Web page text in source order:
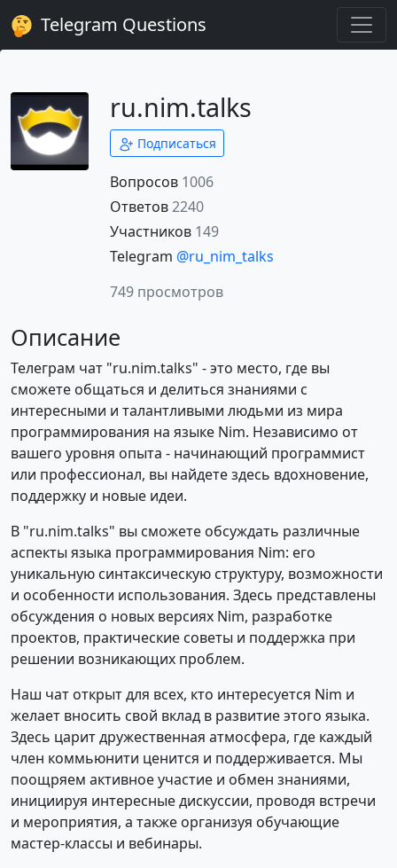
Telegram Questions
ru.nim.talks
Подписаться
Вопросов 1006
Ответов2240
Участников 149
Telegram @ru_nim_talks
749 просмотров
Описание
Телеграм чат "ru.nim.talks" - это место, где вы
сможете общаться и делиться знаниями с
интересными и талантливыми людьми из мира
программирования на языке Nim. Независимо от
вашего уровня опыта - начинающий программист
или профессионал, вы найдете здесь вдохновение,
поддержку и новые идеи.
В "ru.nim.talks" вы сможете обсуждать различные
аспекты языка программирования Nim: его
уникальную синтаксическую структуру, возможности
и особенности использования. Здесь представлены
обсуждения о новых версиях Nim, разработке
проектов, практические советы и поддержка при
решении возникающих проблем.
Наш чат открыт для всех, кто интересуется Nim и
желает вносить свой вклад в развитие этого языка.
Здесь царит дружественная атмосфера, где каждый
член коммьюнити ценится и поддерживается. Мы
поощряем активное участие и обмен знаниями,
инициируя интересные дискуссии, проводя встречи
и мероприятия, а также организуя обучающие
мастер-классы и вебинары.